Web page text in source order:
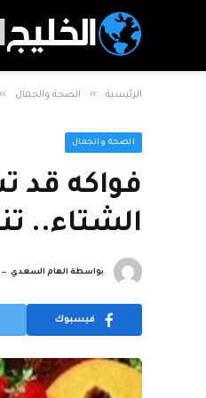
الرئيسية » الصحة والجمال »
الصحة والجمال
فواكه
الشتاء..
بواسطة الهام السعدي
فيسبوك